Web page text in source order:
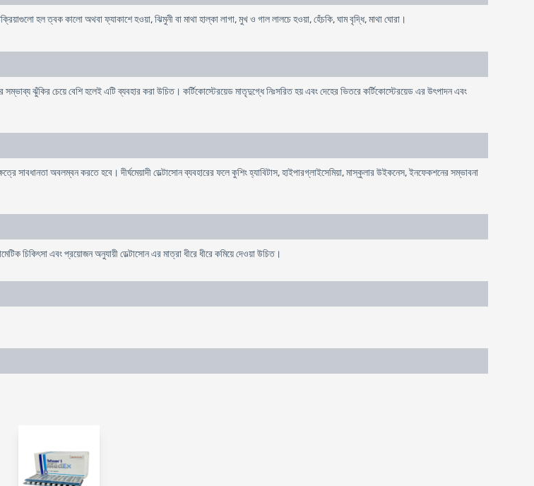
হল ত্বক কালো অথবা ফ্যাকাশে হওয়া, ঝিমুনী বা মাথা হাল্কা লাগা, মুখ ও গাল লালচে হওয়া, হেঁচকি, ঘাম বৃদ্ধি, মাথা ঘোরা।
ঝুঁকির চেয়ে বেশি হলেই এটি ব্যবহার করা উচিত। কর্টিকোস্টেরয়েড মাতৃদুগ্ধে নিঃসরিত হয় এবং দেহের ভিতরে কর্টিকোস্টেরয়েড এর উৎপাদন এবং
সাবধানতা অবলম্বন করতে হবে। দীর্ঘমেয়াদী ডেল্টাসোন ব্যবহারের ফলে কুশিং হ্যাবিটাস, হাইপারগ্লাইসেমিয়া, মাস্কুলার উইকনেস, ইনফেকশনের সম্ভাবনা
চিকিৎসা এবং প্রয়োজন অনুযায়ী ডেল্টাসোন এর মাত্রা ধীরে ধীরে কমিয়ে দেওয়া উচিত।